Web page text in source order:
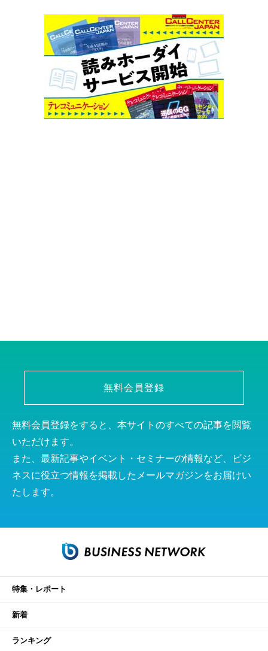
無料会員登録
無料会員登録をすると、本サイトのすべての記事を閲覧
いただけます。
また、最新記事やイベント・セミナーの情報など、ビジ
ネスに役立つ情報を掲載したメールマガジンをお届けい
たします。
特集・レポート
新着
ランキング